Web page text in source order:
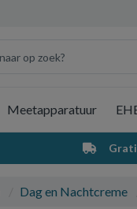
Meetapparatuur
Dag en Nachtcreme